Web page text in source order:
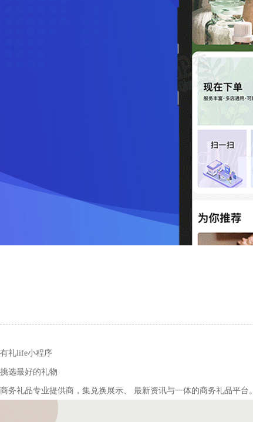
有礼life小程序
挑选最好的礼物
商务礼品专业提供商，集兑换展示、 最新资讯与一体的商务礼品平台。